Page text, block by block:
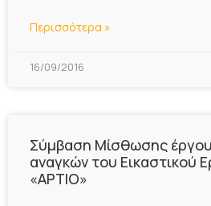
Περισσότερα »
16/09/2016
Σύμβαση Μίσθωσης
αναγκών του Εικαστικού
«ΑΡΤΙΟ»